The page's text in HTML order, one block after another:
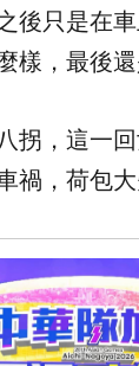
後只是在
樣，最後還
拐，這一
禍，荷包大